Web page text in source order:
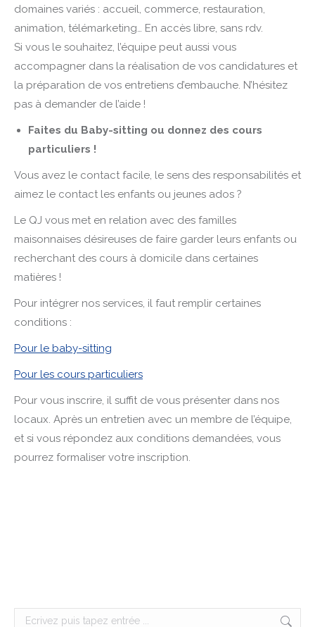
domaines variés : accueil, commerce, restauration,
animation, télémarketing… En accès libre, sans rdv.
Si vous le souhaitez, l’équipe peut aussi vous
accompagner dans la réalisation de vos candidatures et
la préparation de vos entretiens d’embauche. N’hésitez
pas à demander de l’aide !
Faites du Baby-sitting ou donnez des cours
particuliers !
Vous avez le contact facile, le sens des responsabilités et
aimez le contact les enfants ou jeunes ados ?
Le QJ vous met en relation avec des familles
maisonnaises désireuses de faire garder leurs enfants ou
recherchant des cours à domicile dans certaines
matières !
Pour intégrer nos services, il faut remplir certaines
conditions :
Pour le baby-sitting
Pour les cours particuliers
Pour vous inscrire, il suffit de vous présenter dans nos
locaux. Après un entretien avec un membre de l’équipe,
et si vous répondez aux conditions demandées, vous
pourrez formaliser votre inscription.
Search: